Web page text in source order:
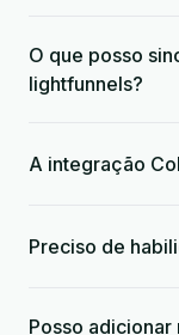
O que posso
lightfunnels?
A integração
Preciso de
Posso